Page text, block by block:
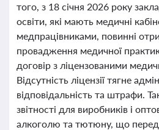
того, з 18 січня 2026 року
освіти, які мають медичні
медпрацівниками, повинні
провадження медичної
договір з ліцензованими
Відсутність ліцензії тягне
відповідальність та штрафи.
звітності для виробників і
алкоголю та тютюну, що